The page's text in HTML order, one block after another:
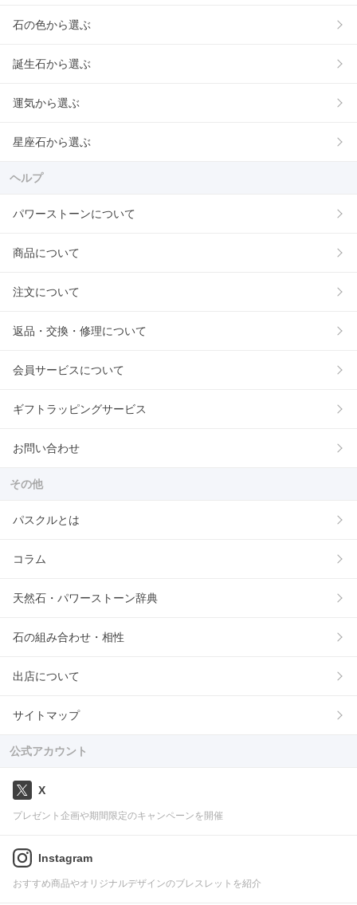
石の色から選ぶ
誕生石から選ぶ
運気から選ぶ
星座石から選ぶ
ヘルプ
パワーストーンについて
商品について
注文について
返品・交換・修理について
会員サービスについて
ギフトラッピングサービス
お問い合わせ
その他
パスクルとは
コラム
天然石・パワーストーン辞典
石の組み合わせ・相性
出店について
サイトマップ
公式アカウント
X
プレゼント企画や期間限定のキャンペーンを開催
Instagram
おすすめ商品やオリジナルデザインのブレスレットを紹介